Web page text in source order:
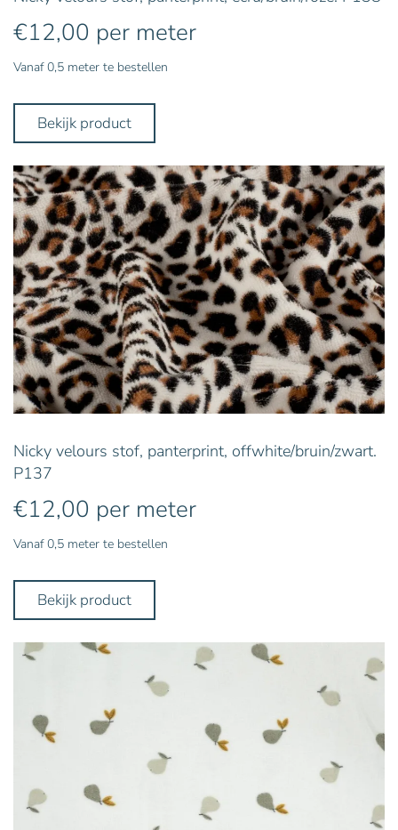
€12,00 per meter
Vanaf 0,5 meter te bestellen
Bekijk product
Nicky velours stof, panterprint, offwhite/bruin/zwart.
P137
€12,00 per meter
Vanaf 0,5 meter te bestellen
Bekijk product